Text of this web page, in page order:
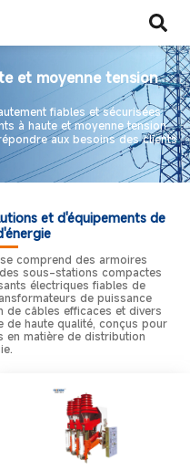
et moyenne tension
fiables et sécurisées
à haute et moyenne tension
aux besoins des clients
et d'équipements de
comprend des armoires
sous-stations compactes
électriques fiables de
de puissance
câbles efficaces et divers
de haute qualité, conçus pour
en matière de distribution